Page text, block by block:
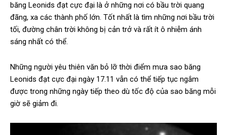
băng Leonids đạt cực đại là ở những nơi có bầu trời quang
đãng, xa các thành phố lớn. Tốt nhất là tìm những nơi bầu trời
tối, đường chân trời không bị cản trở và rất ít ô nhiễm ánh
sáng nhất có thể.
Những người yêu thiên văn bỏ lỡ thời điểm mưa sao băng
Leonids đạt cực đại ngày 17.11 vẫn có thể tiếp tục ngắm
được trong những ngày tiếp theo dù tốc độ của sao băng mỗi
giờ sẽ giảm đi.